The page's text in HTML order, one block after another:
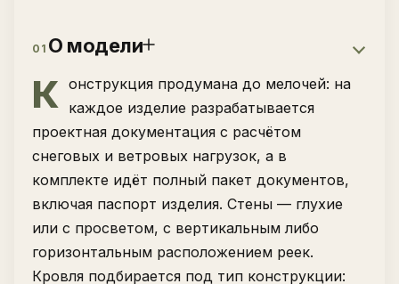
01 О модели
К онструкция продумана до мелочей: на
каждое изделие разрабатывается
проектная документация с расчётом
снеговых и ветровых нагрузок, а в
комплекте идёт полный пакет документов,
включая паспорт изделия. Стены — глухие
или с просветом, с вертикальным либо
горизонтальным расположением реек.
Кровля подбирается под тип конструкции: